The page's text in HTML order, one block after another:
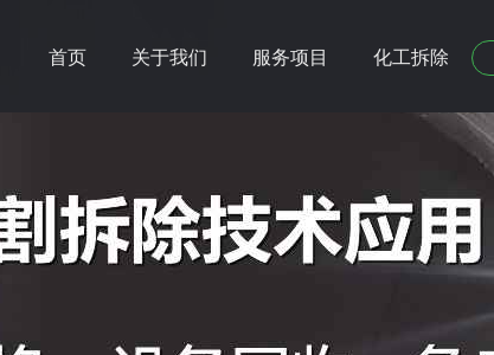
首页 关于我们 服务项目 化工拆除